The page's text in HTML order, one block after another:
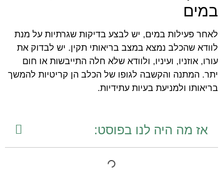
במים
לאחר פעילות במים, יש לבצע בדיקות שגרתיות על מנת
לוודא שהכלב נמצא במצב בריאותי תקין. יש לבדוק את
עורו, אוזניו, ועיניו, ולוודא שלא חלה התייבשות או חום
יתר. המתנה והקשבה לגופו של הכלב הן קריטיות להמשך
בריאותו ולמניעת בעיות עתידיות.
אז מה היה לנו בפוסט: